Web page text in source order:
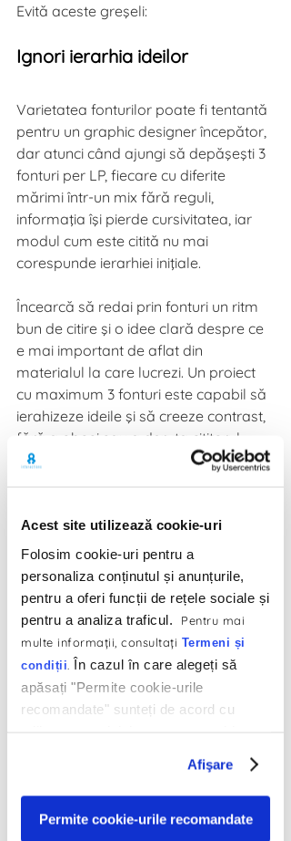
Acest site utilizează cookie-uri
Folosim cookie-uri pentru a
personaliza conținutul și anunțurile,
pentru a oferi funcții de rețele sociale și
pentru a analiza traficul.
Pentru mai
multe informaţii, consultaţi Termeni și
condiții În cazul în care alegeți să
apăsați "Permite cookie-urile
recomandate" sunteți de acord cu
Afişare
Permite cookie-urile recomandate
Evită aceste greşeli:
Ignori ierarhia ideilor
Varietatea fonturilor poate fi tentantă
pentru un graphic designer începător,
dar atunci când ajungi să depăşeşti 3
fonturi per LP, fiecare cu diferite
mărimi într-un mix fără reguli,
informaţia îşi pierde cursivitatea, iar
modul cum este citită nu mai
corespunde ierarhiei iniţiale.
Încearcă să redai prin fonturi un ritm
bun de citire şi o idee clară despre ce
e mai important de aflat din
materialul la care lucrezi. Un proiect
cu maximum 3 fonturi este capabil să
ierahizeze ideile şi să creeze contrast,
fără a obosi sau a deruta cititorul.
Introduci prea multe culori
O altă greşeală comună este
mai e protagonista. În primul rând,
urmează întotdeauna brand book-ul
pentru a alege culorile, iar dacă